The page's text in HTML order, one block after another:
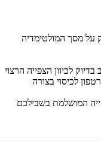
המולטימדיה
בצורה
בשבילכם